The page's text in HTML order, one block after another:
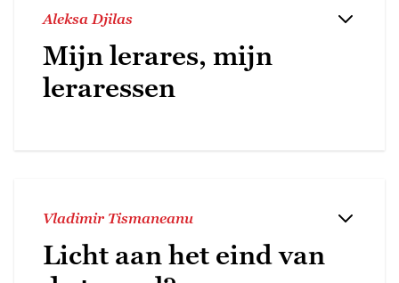
Aleksa Djilas
Mijn lerares, mijn
leraressen
Vladimir Tismaneanu
Licht aan het eind van